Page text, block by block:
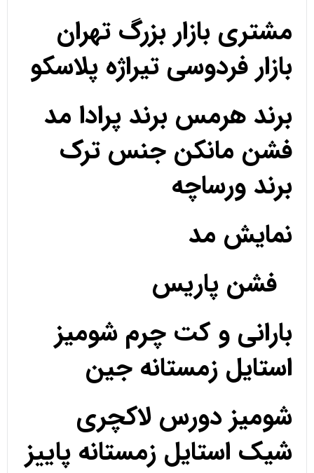
مشتری بازار بزرگ تهران
بازار فردوسی تیراژه پلاسکو
برند هرمس برند پرادا مد
فشن مانکن جنس ترک
برند ورساچه
نمایش مد
فشن پاریس
بارانی و کت چرم شومیز
استایل زمستانه جین
شومیز دورس لاکچری
شیک استایل زمستانه پاییز